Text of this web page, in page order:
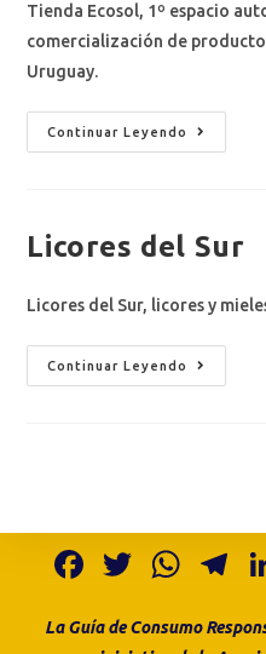
Tienda Ecosol, 1º espacio
comercialización de
Uruguay.
Continuar Leyendo
Licores del Sur
Licores del Sur, licores y
Continuar Leyendo
F
c
T
it
W
at
T
e
La Guía de Consumo